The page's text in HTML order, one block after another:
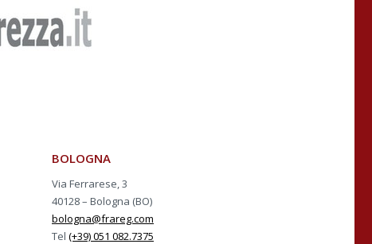
BOLOGNA
Via Ferrarese, 3
40128 – Bologna (BO)
bologna@frareg.com
Tel (+39) 051 082.7375